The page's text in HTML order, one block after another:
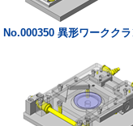
No.000350 異形ワークク